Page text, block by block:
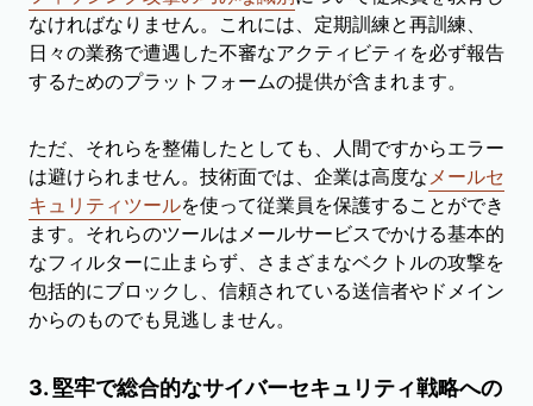
なければなりません。これには、定期訓練と再訓練、
日々の業務で遭遇した不審なアクティビティを必ず報告
するためのプラットフォームの提供が含まれます。
ただ、それらを整備したとしても、人間ですからエラー
は避けられません。技術面では、企業は高度な メールセ
キュリティツールを使って従業員を保護することができ
ます。それらのツールはメールサービスでかける基本的
なフィルターに止まらず、さまざまなベクトルの攻撃を
包括的にブロックし、信頼されている送信者やドメイン
からのものでも見逃しません。
3. 堅牢で総合的なサイバーセキュリティ戦略への